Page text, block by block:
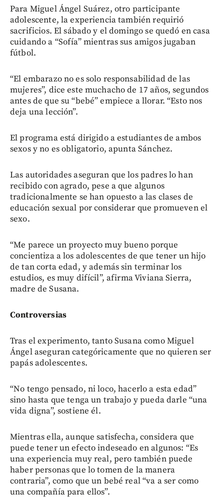
Para Miguel Ángel Suárez, otro participante
adolescente, la experiencia también requirió
sacrificios. El sábado y el domingo se quedó en casa
cuidando a “Sofía” mientras sus amigos jugaban
fútbol.
“El embarazo no es solo responsabilidad de las
mujeres”, dice este muchacho de 17 años, segundos
antes de que su “bebé” empiece a llorar. “Esto nos
deja una lección”.
El programa está dirigido a estudiantes de ambos
sexos y no es obligatorio, apunta Sánchez.
Las autoridades aseguran que los padres lo han
recibido con agrado, pese a que algunos
tradicionalmente se han opuesto a las clases de
educación sexual por considerar que promueven el
sexo.
“Me parece un proyecto muy bueno porque
concientiza a los adolescentes de que tener un hijo
de tan corta edad, y además sin terminar los
estudios, es muy difícil”, afirma Viviana Sierra,
madre de Susana.
Controversias
Tras el experimento, tanto Susana como Miguel
Ángel aseguran categóricamente que no quieren ser
papás adolescentes.
“No tengo pensado, ni loco, hacerlo a esta edad”
sino hasta que tenga un trabajo y pueda darle “una
vida digna”, sostiene él.
Mientras ella, aunque satisfecha, considera que
puede tener un efecto indeseado en algunos: “Es
una experiencia muy real, pero también puede
haber personas que lo tomen de la manera
contraria”, como que un bebé real “va a ser como
una compañía para ellos”.